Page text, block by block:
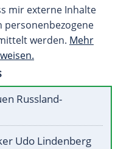
mir externe Inhalte
personenbezogene
werden. Mehr
Russland-
Udo Lindenberg